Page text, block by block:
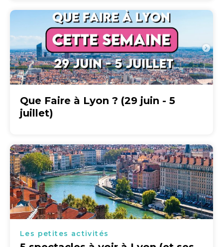
Que Faire à Lyon ? (29 juin - 5
juillet)
Les petites activités